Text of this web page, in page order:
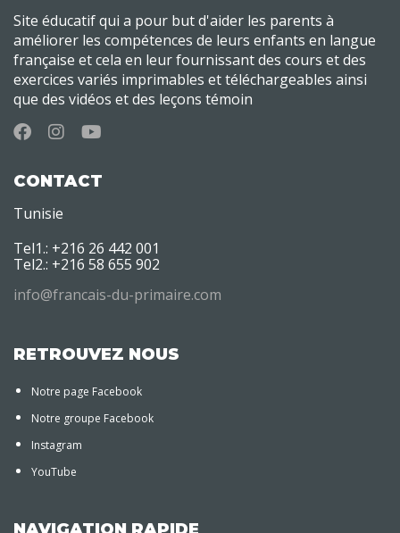
Site éducatif qui a pour but d'aider les parents à
améliorer les compétences de leurs enfants en langue
française et cela en leur fournissant des cours et des
exercices variés imprimables et téléchargeables ainsi
que des vidéos et des leçons témoin
CONTACT
Tunisie
Tel1.: +216 26 442 001
Tel2.: +216 58 655 902
info@francais-du-primaire.com
RETROUVEZ NOUS
Notre page Facebook
Notre groupe Facebook
Instagram
YouTube